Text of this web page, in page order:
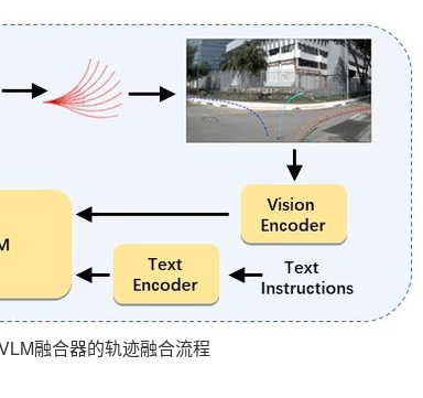
融合器的轨迹融合流程